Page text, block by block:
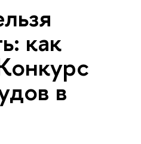
как
в